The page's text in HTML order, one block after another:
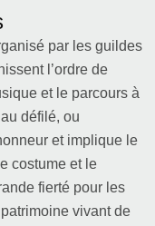
par les guildes
l’ordre de
et le parcours à
défilé, ou
et implique le
costume et le
fierté pour les
vivant de